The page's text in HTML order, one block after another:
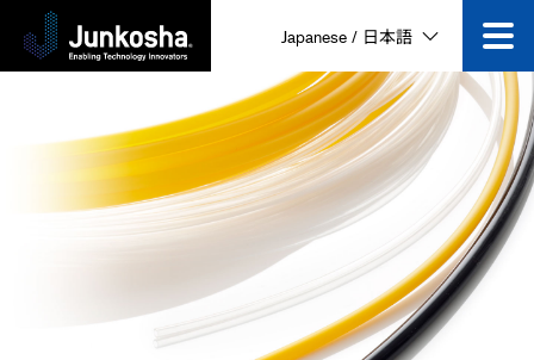
製品
企業情報
ニュース&イベント
Japanese / 日本語